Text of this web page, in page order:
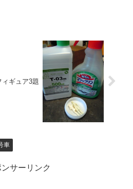
ィギュア3題
車
サーリンク